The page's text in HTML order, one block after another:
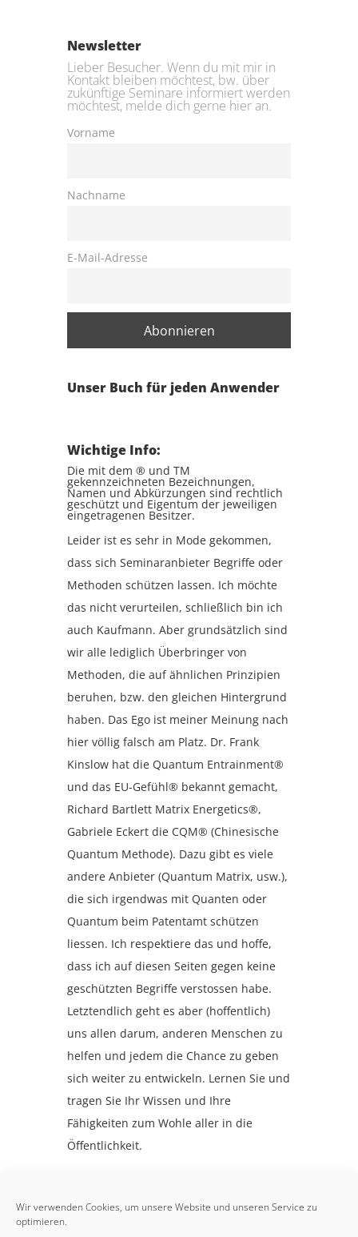
Wir verwenden Cookies, um unsere Website und unseren Service zu
optimieren.
Newsletter
Lieber Besucher. Wenn du mit mir in
Kontakt bleiben möchtest, bw. über
zukünftige Seminare informiert werden
möchtest, melde dich gerne hier an.
Vorname
Nachname
E-Mail-Adresse
Unser Buch für jeden Anwender
Wichtige Info:
Die mit dem ® und TM
gekennzeichneten Bezeichnungen,
Namen und Abkürzungen sind rechtlich
geschützt und Eigentum der jeweiligen
eingetragenen Besitzer.
Leider ist es sehr in Mode gekommen,
dass sich Seminaranbieter Begriffe oder
Methoden schützen lassen. Ich möchte
das nicht verurteilen, schließlich bin ich
auch Kaufmann. Aber grundsätzlich sind
wir alle lediglich Überbringer von
Methoden, die auf ähnlichen Prinzipien
beruhen, bzw. den gleichen Hintergrund
haben. Das Ego ist meiner Meinung nach
hier völlig falsch am Platz. Dr. Frank
Kinslow hat die Quantum Entrainment®
und das EU-Gefühl® bekannt gemacht,
Richard Bartlett Matrix Energetics®,
Gabriele Eckert die CQM® (Chinesische
Quantum Methode). Dazu gibt es viele
andere Anbieter (Quantum Matrix, usw.),
die sich irgendwas mit Quanten oder
Quantum beim Patentamt schützen
liessen. Ich respektiere das und hoffe,
dass ich auf diesen Seiten gegen keine
geschützten Begriffe verstossen habe.
Letztendlich geht es aber (hoffentlich)
uns allen darum, anderen Menschen zu
helfen und jedem die Chance zu geben
sich weiter zu entwickeln. Lernen Sie und
tragen Sie Ihr Wissen und Ihre
Fähigkeiten zum Wohle aller in die
Öffentlichkeit.